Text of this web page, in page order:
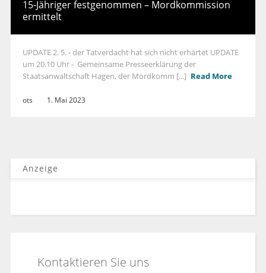
15-Jähriger festgenommen – Mordkommission
ermittelt
UPDATE 2. 5. - der Tatverdacht hat sich nicht erhärtet UPDATE
um 20.10 Uhr - Gemeinsame Presseerklärung der
Staatsanwaltschaft Hagen, der Mordkomm [...] Read More
ots 1. Mai 2023
Anzeige
Kontaktieren Sie uns